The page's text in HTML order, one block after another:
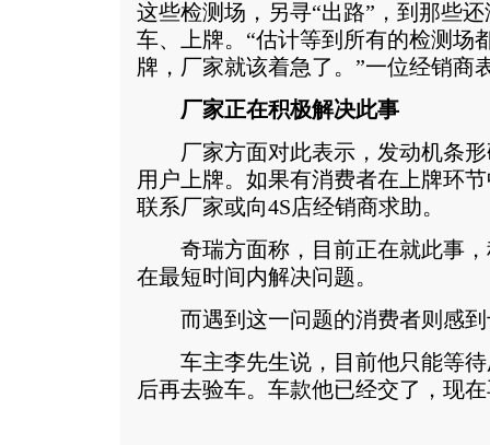
这些检测场，另寻“出路”，到那些
车、上牌。“估计等到所有的检测场
牌，厂家就该着急了。”一位经销商
厂家正在积极解决此事
厂家方面对此表示，发动机条形
用户上牌。如果有消费者在上牌环
联系厂家或向4S店经销商求助。
奇瑞方面称，目前正在就此事，
在最短时间内解决问题。
而遇到这一问题的消费者则感到
车主李先生说，目前他只能等待
后再去验车。车款他已经交了，现